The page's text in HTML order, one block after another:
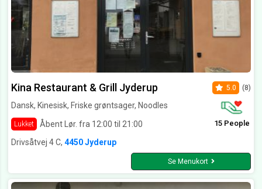
Kina Restaurant & Grill Jyderup
Dansk, Kinesisk, Friske grøntsager, Noodles
Lukket Åbent Lør. fra 12:00 til 21:00
5.0 (8)
15 People
Drivsåtvej 4 C, 4450 Jyderup
Se Menukort